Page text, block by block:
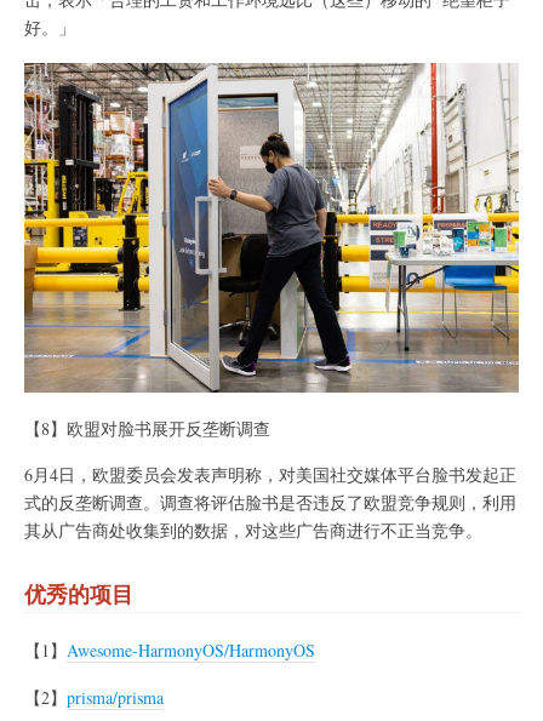
好。」
【8】欧盟对脸书展开反垄断调查
6月4日，欧盟委员会发表声明称，对美国社交媒体平台脸书发起正
式的反垄断调查。调查将评估脸书是否违反了欧盟竞争规则，利用
其从广告商处收集到的数据，对这些广告商进行不正当竞争。
优秀的项目
【1】 Awesome-HarmonyOS/HarmonyOS
【2】 prisma/prisma